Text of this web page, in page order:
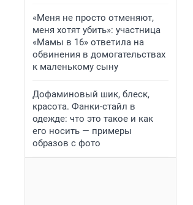
«Меня не просто отменяют,
меня хотят убить»: участница
«Мамы в 16» ответила на
обвинения в домогательствах
к маленькому сыну
Дофаминовый шик, блеск,
красота. Фанки-стайл в
одежде: что это такое и как
его носить — примеры
образов с фото